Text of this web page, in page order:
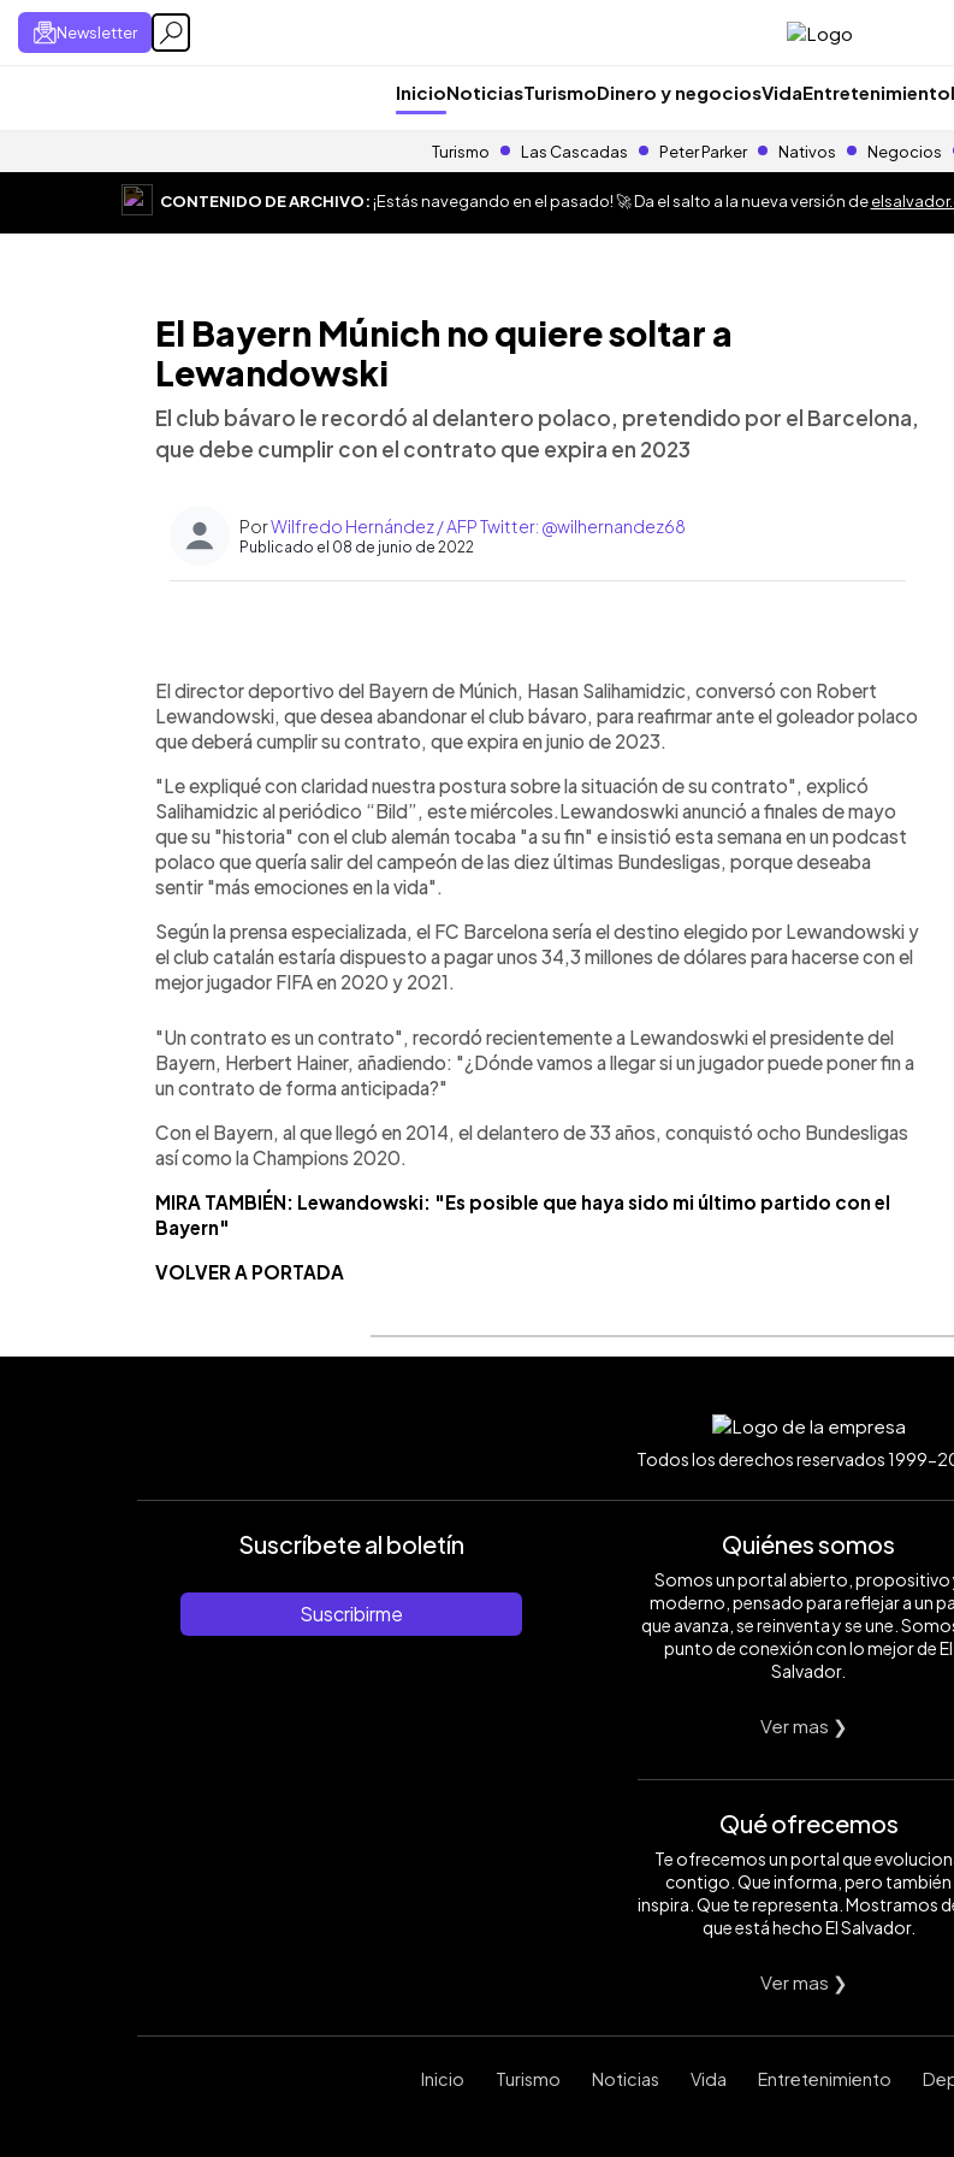
Newsletter
InicioNoticiasTurismoDinero y negociosVidaEntretenimiento
Turismo Las Cascadas Peter Parker Nativos Negocios
CONTENIDO DE ARCHIVO:¡Estás navegando en el pasado! 🚀 Da el salto a la nueva versión de
El Bayern Múnich no quiere soltar a
Lewandowski
El club bávaro le recordó al delantero polaco, pretendido por el Barcelona,
que debe cumplir con el contrato que expira en 2023
PorWilfredo Hernández / AFP Twitter: @wilhernandez68
Publicado el 08 de junio de 2022
Escuchar artículo
El director deportivo del Bayern de Múnich, Hasan Salihamidzic, conversó con Robert
Lewandowski, que desea abandonar el club bávaro, para reafirmar ante el goleador polaco
que deberá cumplir su contrato, que expira en junio de 2023.
"Le expliqué con claridad nuestra postura sobre la situación de su contrato", explicó
Salihamidzic al periódico “Bild”, este miércoles.Lewandoswki anunció a finales de mayo
que su "historia" con el club alemán tocaba "a su fin" e insistió esta semana en un podcast
polaco que quería salir del campeón de las diez últimas Bundesligas, porque deseaba
sentir "más emociones en la vida".
Según la prensa especializada, el FC Barcelona sería el destino elegido por Lewandowski y
el club catalán estaría dispuesto a pagar unos 34,3 millones de dólares para hacerse con el
mejor jugador FIFA en 2020 y 2021.
"Un contrato es un contrato", recordó recientemente a Lewandoswki el presidente del
Bayern, Herbert Hainer, añadiendo: "¿Dónde vamos a llegar si un jugador puede poner fin a
un contrato de forma anticipada?"
Con el Bayern, al que llegó en 2014, el delantero de 33 años, conquistó ocho Bundesligas
así como la Champions 2020.
MIRA TAMBIÉN: Lewandowski: "Es posible que haya sido mi último partido con el
Bayern"
VOLVER A PORTADA
Todos los derechos reservados 1999-
Suscríbete al boletín
Suscribirme
Quiénes somos
Somos un portal abierto, propositivo
moderno, pensado para reflejar a un
que avanza, se reinventa y se une.
punto de conexión con lo mejor de El
Salvador.
Ver mas ❯
Qué ofrecemos
Te ofrecemos un portal que
contigo. Que informa, pero también
inspira. Que te representa. Mostramos
que está hecho El Salvador.
Ver mas ❯
Inicio Turismo Noticias Vida Entretenimiento